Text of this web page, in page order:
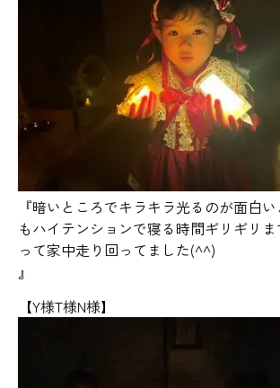
『暗いところでキラキラ光るのが面白
もハイテンションで寝る時間ギリギリ
って家中走り回ってました(^^)
』
【Y様T様N様】